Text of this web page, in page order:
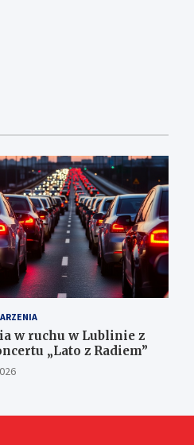
w ruchu w Lublinie z
„Lato z Radiem”